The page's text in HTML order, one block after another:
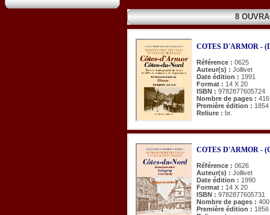
8
COTES D'ARMOR -
Référence : 0625
Auteur(s) : Jollivet
Date édition : 1991
Format : 14 X 20
ISBN : 9782877605724
Nombre de pages : 416
Première édition : 1854
Reliure : br.
COTES D'ARMOR -
Référence : 0626
Auteur(s) : Jollivet
Date édition : 1990
Format : 14 X 20
ISBN : 9782877605731
Nombre de pages : 400
Première édition : 1856